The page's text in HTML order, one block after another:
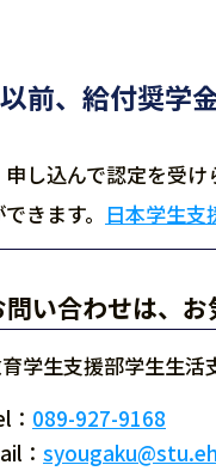
以前、給付奨学
申し込んで認定を受
きます。 日本学生支
問い合わせは、お
学生支援部学生生活
： 089-927-9168
：